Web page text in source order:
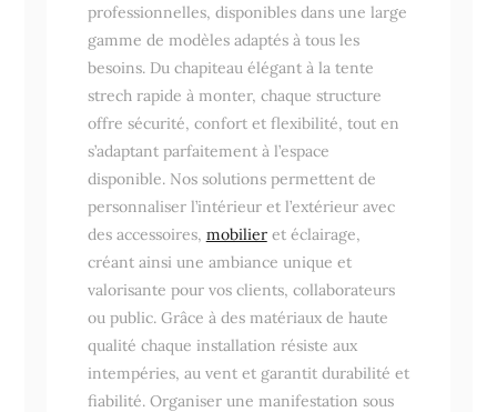
professionnelles, disponibles dans une large
gamme de modèles adaptés à tous les
besoins. Du chapiteau élégant à la tente
strech rapide à monter, chaque structure
offre sécurité, confort et flexibilité, tout en
s’adaptant parfaitement à l’espace
disponible. Nos solutions permettent de
personnaliser l’intérieur et l’extérieur avec
des accessoires, mobilieret éclairage,
créant ainsi une ambiance unique et
valorisante pour vos clients, collaborateurs
ou public. Grâce à des matériaux de haute
qualité chaque installation résiste aux
intempéries, au vent et garantit durabilité et
fiabilité. Organiser une manifestation sous